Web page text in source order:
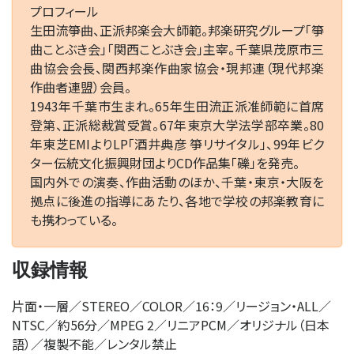
プロフィール
生田流箏曲、正派邦楽会大師範。邦楽研究グループ「箏
曲ことぶき会」「関西ことぶき会」主宰。千葉県茂原市三
曲協会会長、関西邦楽作曲家協会・現邦連（現代邦楽
作曲者連盟）会員。
1943年千葉市生まれ。65年生田流正派准師範に首席
登第、正派総裁賞受賞。67年東京大学法学部卒業。80
年東芝EMIよりLP「酒井典彦 箏リサイタル」、99年ビク
ター伝統文化振興財団よりCD作品集「礫」を発売。
国内外での演奏、作曲活動のほか、千葉・東京・大阪を
拠点に後進の指導にあたり、各地で学校の邦楽教育に
も携わっている。
収録情報
片面・一層／STEREO／COLOR／16：9／リージョン・ALL／
NTSC／約56分／MPEG 2／リニアPCM／オリジナル（日本
語）／複製不能／レンタル禁止